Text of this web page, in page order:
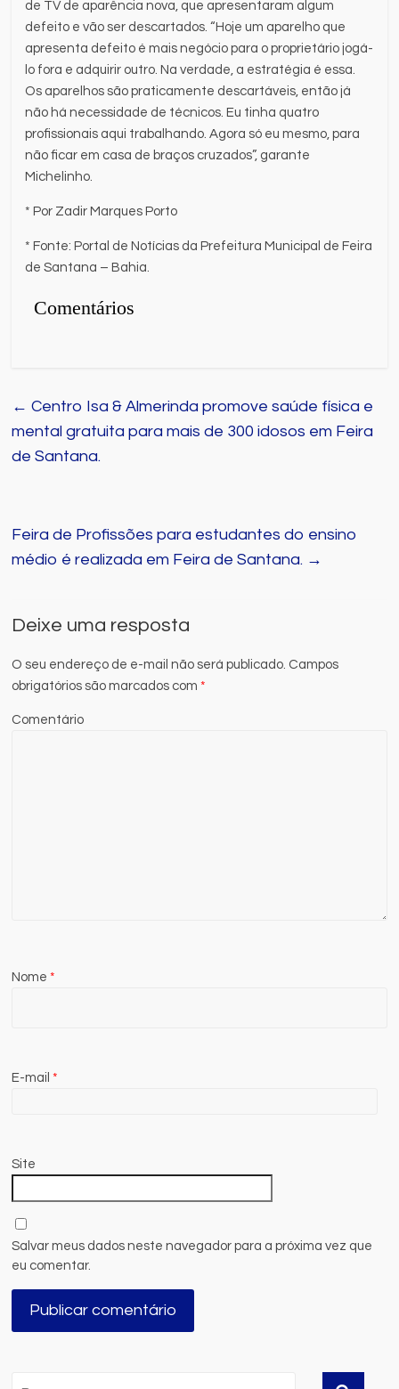
de TV de aparência nova, que apresentaram algum
defeito e vão ser descartados. “Hoje um aparelho que
apresenta defeito é mais negócio para o proprietário jogá-
lo fora e adquirir outro. Na verdade, a estratégia é essa.
Os aparelhos são praticamente descartáveis, então já
não há necessidade de técnicos. Eu tinha quatro
profissionais aqui trabalhando. Agora só eu mesmo, para
não ficar em casa de braços cruzados”, garante
Michelinho.
* Por Zadir Marques Porto
* Fonte: Portal de Notícias da Prefeitura Municipal de Feira
de Santana – Bahia.
Comentários
← Centro Isa & Almerinda promove saúde física e
mental gratuita para mais de 300 idosos em Feira
de Santana.
Feira de Profissões para estudantes do ensino
médio é realizada em Feira de Santana. →
Deixe uma resposta
O seu endereço de e-mail não será publicado. Campos
obrigatórios são marcados com*
Comentário
Nome*
E-mail*
Site
Salvar meus dados neste navegador para a próxima vez que
eu comentar.